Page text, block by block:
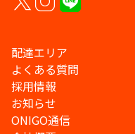
配達エリア
よくある質問
採用情報
お知らせ
ONIGO通信